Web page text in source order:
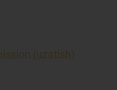
(uzatish)